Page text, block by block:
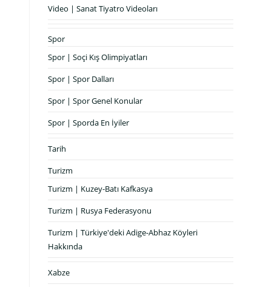
Video | Sanat Tiyatro Videoları
Spor
Spor | Soçi Kış Olimpiyatları
Spor | Spor Dalları
Spor | Spor Genel Konular
Spor | Sporda En İyiler
Tarih
Turizm
Turizm | Kuzey-Batı Kafkasya
Turizm | Rusya Federasyonu
Turizm | Türkiye'deki Adige-Abhaz Köyleri
Hakkında
Xabze